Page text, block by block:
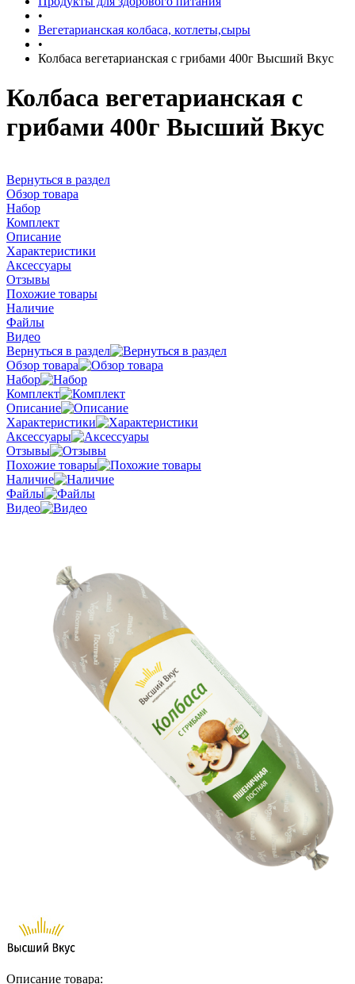
•
Вегетарианская колбаса, котлеты,сыры
•
Колбаса вегетарианская с грибами 400г Высший Вкус
Колбаса вегетарианская с
грибами 400г Высший Вкус
Вернуться в раздел
Обзор товара
Набор
Комплект
Описание
Характеристики
Аксессуары
Отзывы
Похожие товары
Наличие
Файлы
Видео
Вернуться в раздел
Обзор товара
Набор
Комплект
Описание
Характеристики
Аксессуары
Отзывы
Похожие товары
Наличие
Файлы
Видео
Описание товара: